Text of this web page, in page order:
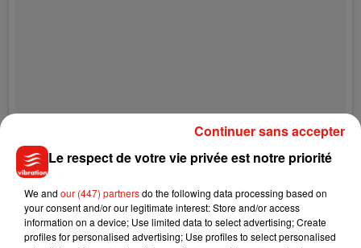
Le respect de votre vie privée est notre priorité
We and our (447) partnersdo the following data processing based on
your consent and/or our legitimate interest: Store and/or access
information on a device; Use limited data to select advertising; Create
profiles for personalised advertising; Use profiles to select personalised
Continuer sans accepter